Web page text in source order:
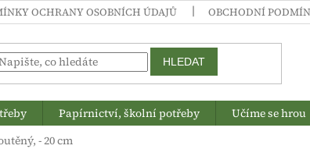
OCHRANY OSOBNÍCH ÚDAJŮ OBCHODNÍ
HLEDAT
Papírnictví, školní potřeby Učíme se hrou
- 20 cm